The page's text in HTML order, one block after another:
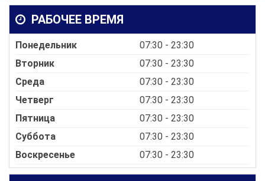
РАБОЧЕЕ ВРЕМЯ
Понедельник
07:30 - 23:30
Вторник
07:30 - 23:30
Среда
07:30 - 23:30
Четверг
07:30 - 23:30
Пятница
07:30 - 23:30
Суббота
07:30 - 23:30
Воскресенье
07:30 - 23:30